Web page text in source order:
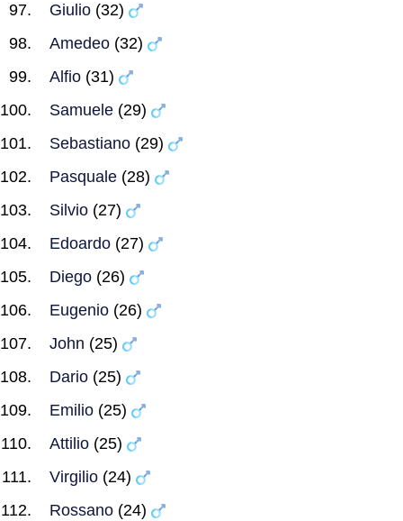
Giulio (32)
Amedeo (32)
Alfio (31)
Samuele (29)
Sebastiano (29)
Pasquale (28)
Silvio (27)
Edoardo (27)
Diego (26)
Eugenio (26)
John (25)
Dario (25)
Emilio (25)
Attilio (25)
Virgilio (24)
Rossano (24)